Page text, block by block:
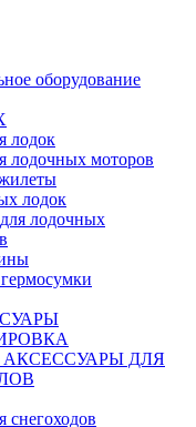
оборудование
лодок
лодочных моторов
лодок
лодочных
ДЛЯ
снегоходов